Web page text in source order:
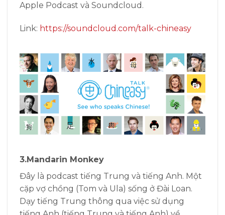
Apple Podcast và Soundcloud.
Link: https://soundcloud.com/talk-chineasy
3.Mandarin Monkey
Đây là podcast tiếng Trung và tiếng Anh. Một
cặp vợ chồng (Tom và Ula) sống ở Đài Loan.
Dạy tiếng Trung thông qua việc sử dụng